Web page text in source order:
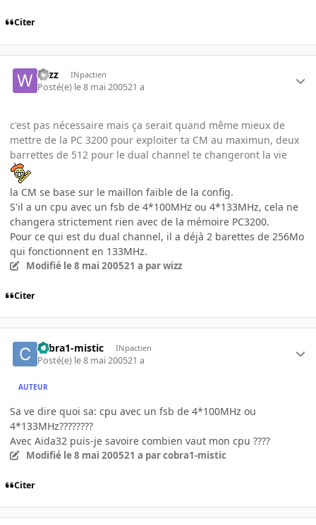
Citer
wizz INpactien
Posté(e) le 8 mai 200521 a
c'est pas nécessaire mais ça serait quand même mieux de
mettre de la PC 3200 pour exploiter ta CM au maximun, deux
barrettes de 512 pour le dual channel te changeront la vie
la CM se base sur le maillon faible de la config.
S'il a un cpu avec un fsb de 4*100MHz ou 4*133MHz, cela ne
changera strictement rien avec de la mémoire PC3200.
Pour ce qui est du dual channel, il a déjà 2 barettes de 256Mo
qui fonctionnent en 133MHz.
Modifié le 8 mai 200521 a par wizz
Citer
cobra1-mistic INpactien
Posté(e) le 8 mai 200521 a
AUTEUR
Sa ve dire quoi sa: cpu avec un fsb de 4*100MHz ou
4*133MHz????????
Avec Aida32 puis-je savoire combien vaut mon cpu ????
Modifié le 8 mai 200521 a par cobra1-mistic
Citer